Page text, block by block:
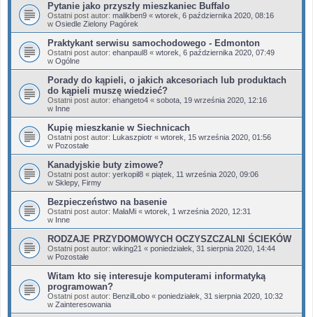
Pytanie jako przyszły mieszkaniec Buffalo
Ostatni post autor: malikben9 « wtorek, 6 października 2020, 08:16
w Osiedle Zielony Pagórek
Praktykant serwisu samochodowego - Edmonton
Ostatni post autor: ehanpaul8 « wtorek, 6 października 2020, 07:49
w Ogólne
Porady do kąpieli, o jakich akcesoriach lub produktach
do kąpieli muszę wiedzieć?
Ostatni post autor: ehangeto4 « sobota, 19 września 2020, 12:16
w Inne
Kupię mieszkanie w Siechnicach
Ostatni post autor: Lukaszpiotr « wtorek, 15 września 2020, 01:56
w Pozostałe
Kanadyjskie buty zimowe?
Ostatni post autor: yerkopil8 « piątek, 11 września 2020, 09:06
w Sklepy, Firmy
Bezpieczeństwo na basenie
Ostatni post autor: MałaMi « wtorek, 1 września 2020, 12:31
w Inne
RODZAJE PRZYDOMOWYCH OCZYSZCZALNI ŚCIEKÓW
Ostatni post autor: wiking21 « poniedziałek, 31 sierpnia 2020, 14:44
w Pozostałe
Witam kto się interesuje komputerami informatyką
programowan?
Ostatni post autor: BenzilLobo « poniedziałek, 31 sierpnia 2020, 10:32
w Zainteresowania